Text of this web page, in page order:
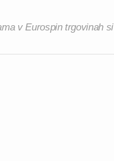
v Eurospin trgovinah si